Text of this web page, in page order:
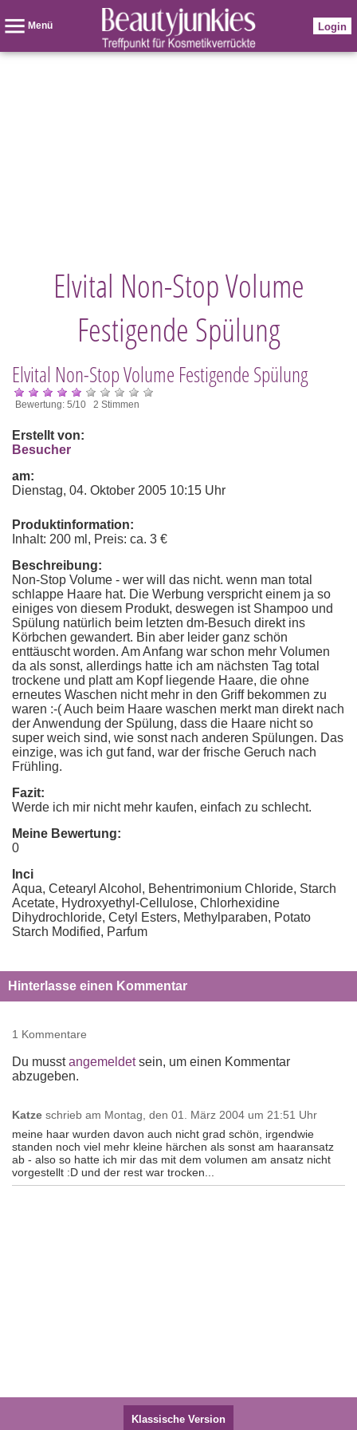
Menü Login
Elvital Non-Stop Volume
Festigende Spülung
Elvital Non-Stop Volume Festigende Spülung
Bewertung: 5/10 2 Stimmen
Erstellt von:
Besucher
am:
Dienstag, 04. Oktober 2005 10:15 Uhr
Produktinformation:
Inhalt: 200 ml, Preis: ca. 3 €
Beschreibung:
Non-Stop Volume - wer will das nicht. wenn man total
schlappe Haare hat. Die Werbung verspricht einem ja so
einiges von diesem Produkt, deswegen ist Shampoo und
Spülung natürlich beim letzten dm-Besuch direkt ins
Körbchen gewandert. Bin aber leider ganz schön
enttäuscht worden. Am Anfang war schon mehr Volumen
da als sonst, allerdings hatte ich am nächsten Tag total
trockene und platt am Kopf liegende Haare, die ohne
erneutes Waschen nicht mehr in den Griff bekommen zu
waren :-( Auch beim Haare waschen merkt man direkt nach
der Anwendung der Spülung, dass die Haare nicht so
super weich sind, wie sonst nach anderen Spülungen. Das
einzige, was ich gut fand, war der frische Geruch nach
Frühling.
Fazit:
Werde ich mir nicht mehr kaufen, einfach zu schlecht.
Meine Bewertung:
0
Inci
Aqua, Cetearyl Alcohol, Behentrimonium Chloride, Starch
Acetate, Hydroxyethyl-Cellulose, Chlorhexidine
Dihydrochloride, Cetyl Esters, Methylparaben, Potato
Starch Modified, Parfum
Hinterlasse einen Kommentar
1 Kommentare
Du musstangemeldetsein, um einen Kommentar
abzugeben.
Katze schrieb am Montag, den 01. März 2004 um 21:51 Uhr
meine haar wurden davon auch nicht grad schön, irgendwie
standen noch viel mehr kleine härchen als sonst am haaransatz
ab - also so hatte ich mir das mit dem volumen am ansatz nicht
vorgestellt :D und der rest war trocken...
Klassische Version